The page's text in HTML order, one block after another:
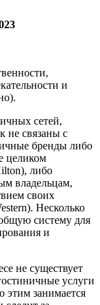
и
сетей,
не связаны с
бренды либо
целиком
либо
владельцам,
своих
Несколько
систему для
и
не существует
услуги
этим занимается